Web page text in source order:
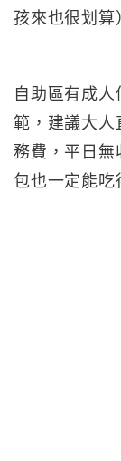
孩來也很划算
自助區有成
範，建議大人
務費，平日無
包也一定能吃